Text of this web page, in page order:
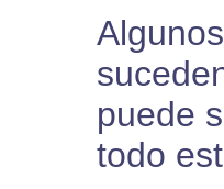
puede
todo